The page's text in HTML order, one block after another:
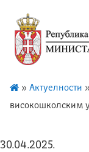
» Актуелности »
високошколским
30.04.2025.